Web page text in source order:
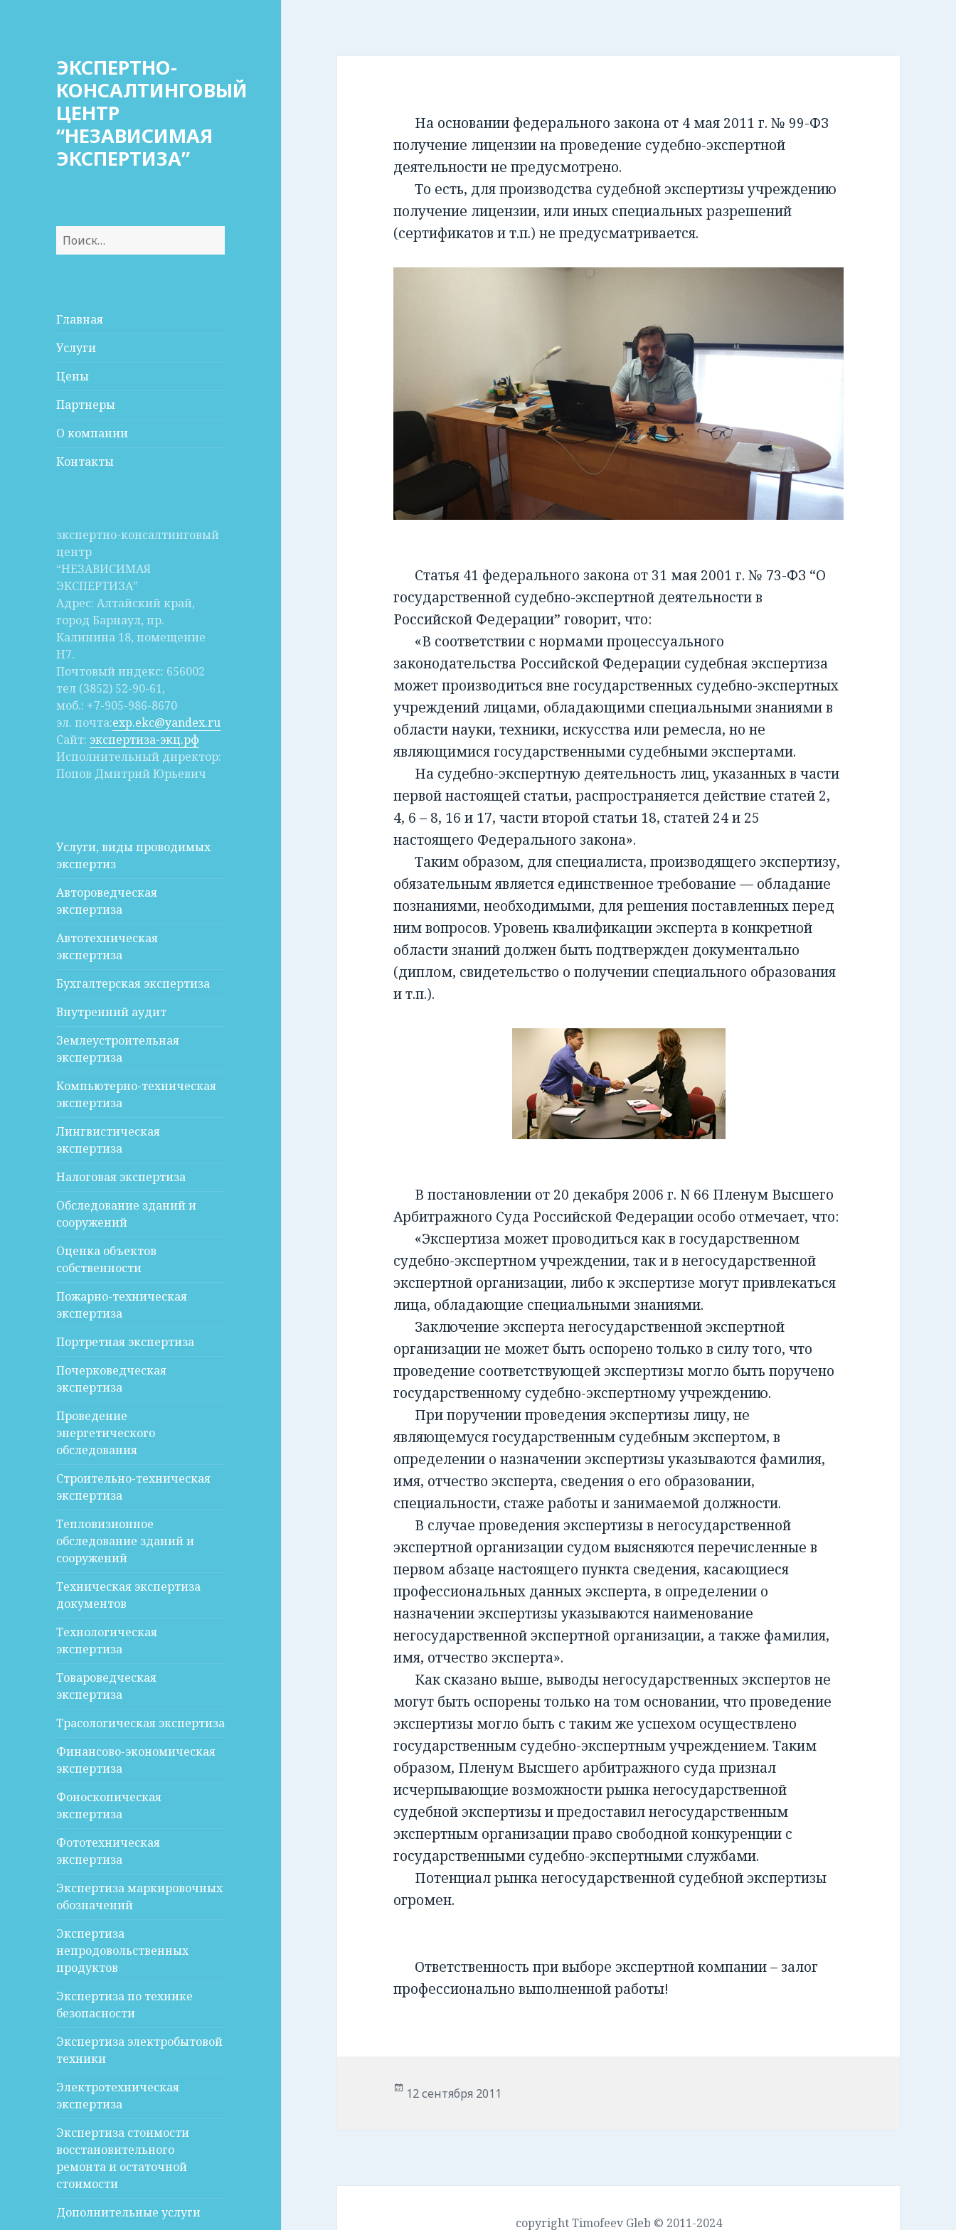
ЭКСПЕРТНО-
КОНСАЛТИНГОВЫЙ
ЦЕНТР
“НЕЗАВИСИМАЯ
ЭКСПЕРТИЗА”
Найти:
Главная
Услуги
Цены
Партнеры
О компании
Контакты
зкспертно-консалтинговый
центр
“НЕЗАВИСИМАЯ
ЭКСПЕРТИЗА”
Адрес: Алтайский край,
город Барнаул, пр.
Калинина 18, помещение
Н7.
Почтовый индекс: 656002
тел (3852) 52-90-61,
моб.: +7-905-986-8670
эл. почта:exp.ekc@yandex.ru
Сайт: экспертиза-экц.рф
Исполнительный директор:
Попов Дмитрий Юрьевич
Услуги, виды проводимых
экспертиз
Автороведческая
экспертиза
Автотехническая
экспертиза
Бухгалтерская экспертиза
Внутренний аудит
Землеустроительная
экспертиза
Компьютерно-техническая
экспертиза
Лингвистическая
экспертиза
Налоговая экспертиза
Обследование зданий и
сооружений
Оценка объектов
собственности
Пожарно-техническая
экспертиза
Портретная экспертиза
Почерковедческая
экспертиза
Проведение
энергетического
обследования
Строительно-техническая
экспертиза
Тепловизионное
обследование зданий и
сооружений
Техническая экспертиза
документов
Технологическая
экспертиза
Товароведческая
экспертиза
Трасологическая экспертиза
Финансово-экономическая
экспертиза
Фоноскопическая
экспертиза
Фототехническая
экспертиза
Экспертиза маркировочных
обозначений
Экспертиза
непродовольственных
продуктов
Экспертиза по технике
безопасности
Экспертиза электробытовой
техники
Электротехническая
экспертиза
Экспертиза стоимости
восстановительного
ремонта и остаточной
стоимости
Дополнительные услуги
На основании федерального закона от 4 мая 2011 г. № 99-ФЗ
получение лицензии на проведение судебно-экспертной
деятельности не предусмотрено.
То есть, для производства судебной экспертизы учреждению
получение лицензии, или иных специальных разрешений
(сертификатов и т.п.) не предусматривается.
Статья 41 федерального закона от 31 мая 2001 г. № 73-ФЗ “О
государственной судебно-экспертной деятельности в
Российской Федерации” говорит, что:
«В соответствии с нормами процессуального
законодательства Российской Федерации судебная экспертиза
может производиться вне государственных судебно-экспертных
учреждений лицами, обладающими специальными знаниями в
области науки, техники, искусства или ремесла, но не
являющимися государственными судебными экспертами.
На судебно-экспертную деятельность лиц, указанных в части
первой настоящей статьи, распространяется действие статей 2,
4, 6 – 8, 16 и 17, части второй статьи 18, статей 24 и 25
настоящего Федерального закона».
Таким образом, для специалиста, производящего экспертизу,
обязательным является единственное требование — обладание
познаниями, необходимыми, для решения поставленных перед
ним вопросов. Уровень квалификации эксперта в конкретной
области знаний должен быть подтвержден документально
(диплом, свидетельство о получении специального образования
и т.п.).
В постановлении от 20 декабря 2006 г. N 66 Пленум Высшего
Арбитражного Суда Российской Федерации особо отмечает, что:
«Экспертиза может проводиться как в государственном
судебно-экспертном учреждении, так и в негосударственной
экспертной организации, либо к экспертизе могут привлекаться
лица, обладающие специальными знаниями.
Заключение эксперта негосударственной экспертной
организации не может быть оспорено только в силу того, что
проведение соответствующей экспертизы могло быть поручено
государственному судебно-экспертному учреждению.
При поручении проведения экспертизы лицу, не
являющемуся государственным судебным экспертом, в
определении о назначении экспертизы указываются фамилия,
имя, отчество эксперта, сведения о его образовании,
специальности, стаже работы и занимаемой должности.
В случае проведения экспертизы в негосударственной
экспертной организации судом выясняются перечисленные в
первом абзаце настоящего пункта сведения, касающиеся
профессиональных данных эксперта, в определении о
назначении экспертизы указываются наименование
негосударственной экспертной организации, а также фамилия,
имя, отчество эксперта».
Как сказано выше, выводы негосударственных экспертов не
могут быть оспорены только на том основании, что проведение
экспертизы могло быть с таким же успехом осуществлено
государственным судебно-экспертным учреждением. Таким
образом, Пленум Высшего арбитражного суда признал
исчерпывающие возможности рынка негосударственной
судебной экспертизы и предоставил негосударственным
экспертным организации право свободной конкуренции с
государственными судебно-экспертными службами.
Потенциал рынка негосударственной судебной экспертизы
огромен.
Ответственность при выборе экспертной компании – залог
профессионально выполненной работы!
Опубликовано
12 сентября 2011
copyright Timofeev Gleb © 2011-2024